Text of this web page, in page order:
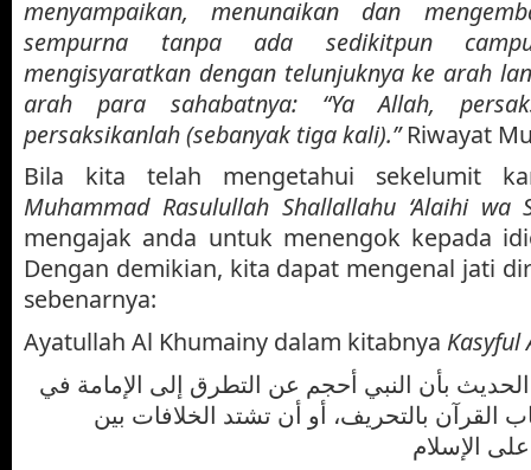
menyampaikan, menunaikan dan
sempurna tanpa ada sedikitpun
mengisyaratkan dengan telunjuknya ke arah
arah para sahabatnya: “Ya Allah,
persaksikanlah (sebanyak tiga kali).”Riwayat
Bila kita telah mengetahui sekelumit
Muhammad Rasulullah Shallallahu ‘Alaihi wa
mengajak anda untuk menengok kepada
Dengan demikian, kita dapat mengenal jati
sebenarnya:
Ayatullah Al Khumainy dalam kitabnya
الحديث بأن النبي أحجم عن التطرق إلى الإمامة في
القرآن بالتحريف، أو أن تشتد الخلافات بين